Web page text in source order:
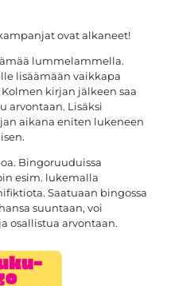
ovat alkaneet!
lummelammella.
lisäämään vaikkapa
kirjan jälkeen saa
arvontaan. Lisäksi
aikana eniten lukeneen
Bingoruuduissa
esim. lukemalla
Saatuaan bingossa
suuntaan, voi
osallistua arvontaan.